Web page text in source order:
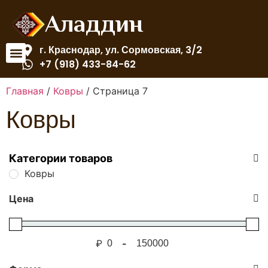
Аладдин
г. Краснодар, ул. Сормовская, 3/2
+7 (918) 433-84-62
Главная / Ковры / Страница 7
Ковры
Категории товаров
Ковры
Цена
₽ -